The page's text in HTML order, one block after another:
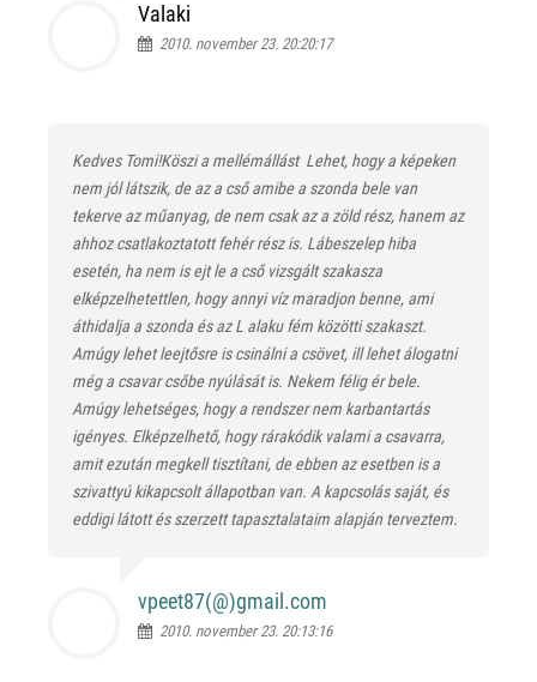
Valaki
2010. november 23. 20:20:17
Kedves Tomi!Köszi a mellémállást Lehet, hogy a képeken
nem jól látszik, de az a cső amibe a szonda bele van
tekerve az műanyag, de nem csak az a zöld rész, hanem az
ahhoz csatlakoztatott fehér rész is. Lábeszelep hiba
esetén, ha nem is ejt le a cső vizsgált szakasza
elképzelhetettlen, hogy annyi víz maradjon benne, ami
áthidalja a szonda és az L alaku fém közötti szakaszt.
Amúgy lehet leejtősre is csinálni a csövet, ill lehet álogatni
még a csavar csőbe nyúlását is. Nekem félig ér bele.
Amúgy lehetséges, hogy a rendszer nem karbantartás
igényes. Elképzelhető, hogy rárakódik valami a csavarra,
amit ezután megkell tisztítani, de ebben az esetben is a
szivattyú kikapcsolt állapotban van. A kapcsolás saját, és
eddigi látott és szerzett tapasztalataim alapján terveztem.
vpeet87(@)gmail.com
2010. november 23. 20:13:16